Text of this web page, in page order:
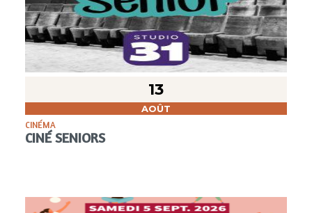
13
AOÛT
CINÉMA
CINÉ SENIORS